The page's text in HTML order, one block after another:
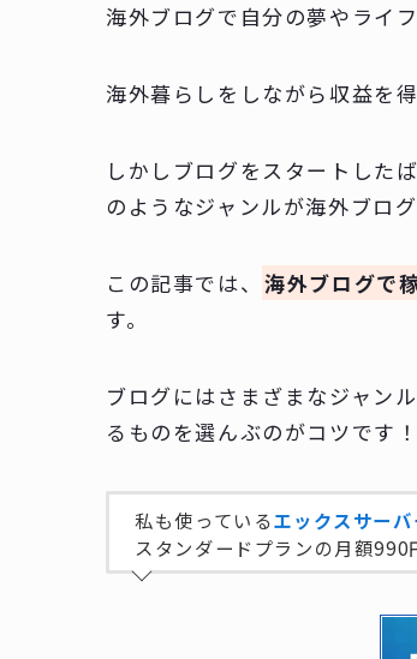
海外ブログで自分の夢やライ
海外暮らしをしながら収益を
しかしブログをスタートした
のようなジャンルが海外ブロ
この記事では、 海外ブログで
す。
ブログにはさまざまなジャン
るものを選んぶのがコツです！
私も使っているエックスサーバ
スタンダードプランの月額